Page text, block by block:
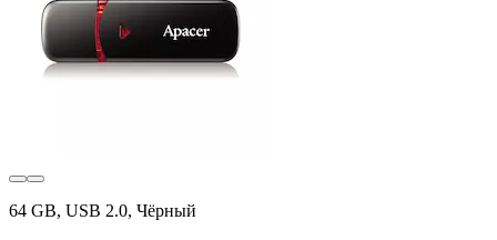
64 GB, USB 2.0, Чёрный